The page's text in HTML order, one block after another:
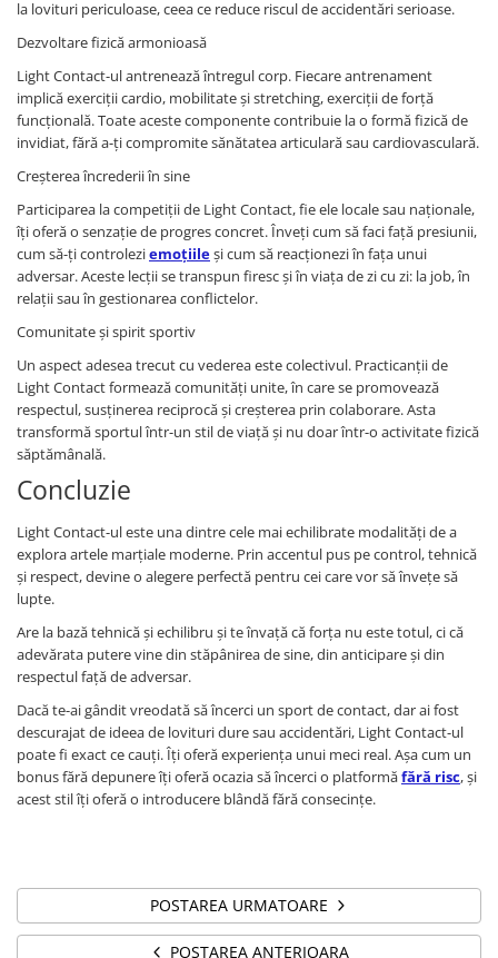
la lovituri periculoase, ceea ce reduce riscul de accidentări serioase.
Dezvoltare fizică armonioasă
Light Contact-ul antrenează întregul corp. Fiecare antrenament
implică exerciții cardio, mobilitate și stretching, exerciții de forță
funcțională. Toate aceste componente contribuie la o formă fizică de
invidiat, fără a-ți compromite sănătatea articulară sau cardiovasculară.
Creșterea încrederii în sine
Participarea la competiții de Light Contact, fie ele locale sau naționale,
îți oferă o senzație de progres concret. Înveți cum să faci față presiunii,
cum să-ți controleziemoțiileși cum să reacționezi în fața unui
adversar. Aceste lecții se transpun firesc și în viața de zi cu zi: la job, în
relații sau în gestionarea conflictelor.
Comunitate și spirit sportiv
Un aspect adesea trecut cu vederea este colectivul. Practicanții de
Light Contact formează comunități unite, în care se promovează
respectul, susținerea reciprocă și creșterea prin colaborare. Asta
transformă sportul într-un stil de viață și nu doar într-o activitate fizică
săptămânală.
Concluzie
Light Contact-ul este una dintre cele mai echilibrate modalități de a
explora artele marțiale moderne. Prin accentul pus pe control, tehnică
și respect, devine o alegere perfectă pentru cei care vor să învețe să
lupte.
Are la bază tehnică și echilibru și te învață că forța nu este totul, ci că
adevărata putere vine din stăpânirea de sine, din anticipare și din
respectul față de adversar.
Dacă te-ai gândit vreodată să încerci un sport de contact, dar ai fost
descurajat de ideea de lovituri dure sau accidentări, Light Contact-ul
poate fi exact ce cauți. Îți oferă experiența unui meci real. Așa cum un
bonus fără depunere îți oferă ocazia să încerci o platformăfără risc, și
acest stil îți oferă o introducere blândă fără consecințe.
POSTAREA URMATOARE
POSTAREA ANTERIOARA